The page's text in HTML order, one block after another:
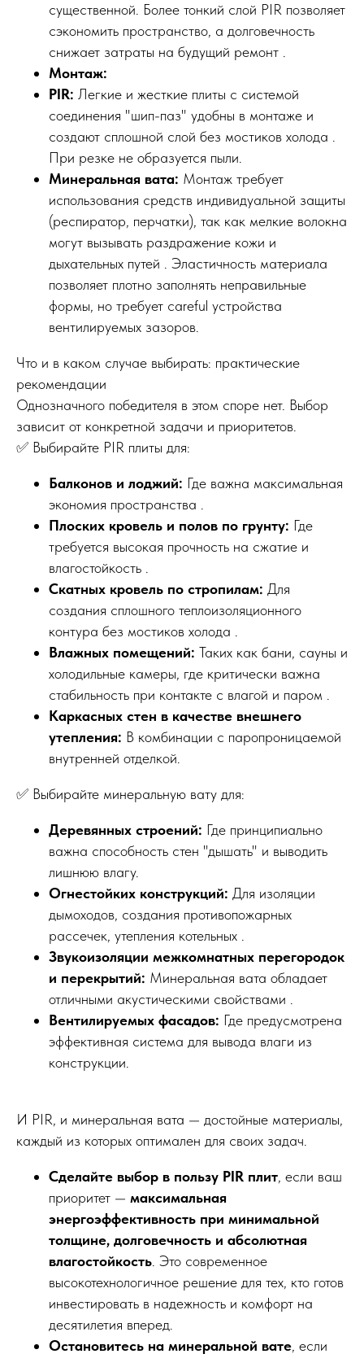
существенной. Более тонкий слой PIR позволяет
сэкономить пространство, а долговечность
снижает затраты на будущий ремонт .
Монтаж:
PIR: Легкие и жесткие плиты с системой
соединения "шип-паз" удобны в монтаже и
создают сплошной слой без мостиков холода .
При резке не образуется пыли.
Минеральная вата: Монтаж требует
использования средств индивидуальной защиты
(респиратор, перчатки), так как мелкие волокна
могут вызывать раздражение кожи и
дыхательных путей . Эластичность материала
позволяет плотно заполнять неправильные
формы, но требует careful устройства
вентилируемых зазоров.
Что и в каком случае выбирать: практические
рекомендации
Однозначного победителя в этом споре нет. Выбор
зависит от конкретной задачи и приоритетов.
✅ Выбирайте PIR плиты для:
Балконов и лоджий: Где важна максимальная
экономия пространства .
Плоских кровель и полов по грунту: Где
требуется высокая прочность на сжатие и
влагостойкость .
Скатных кровель по стропилам: Для
создания сплошного теплоизоляционного
контура без мостиков холода .
Влажных помещений: Таких как бани, сауны и
холодильные камеры, где критически важна
стабильность при контакте с влагой и паром .
Каркасных стен в качестве внешнего
утепления: В комбинации с паропроницаемой
внутренней отделкой.
✅ Выбирайте минеральную вату для:
Деревянных строений: Где принципиально
важна способность стен "дышать" и выводить
лишнюю влагу.
Огнестойких конструкций: Для изоляции
дымоходов, создания противопожарных
рассечек, утепления котельных .
Звукоизоляции межкомнатных перегородок
и перекрытий: Минеральная вата обладает
отличными акустическими свойствами .
Вентилируемых фасадов: Где предусмотрена
эффективная система для вывода влаги из
конструкции.
И PIR, и минеральная вата — достойные материалы,
каждый из которых оптимален для своих задач.
Сделайте выбор в пользу PIR плит, если ваш
приоритет — максимальная
энергоэффективность при минимальной
толщине, долговечность и абсолютная
влагостойкость . Это современное
высокотехнологичное решение для тех, кто готов
инвестировать в надежность и комфорт на
десятилетия вперед.
Остановитесь на минеральной вате, если